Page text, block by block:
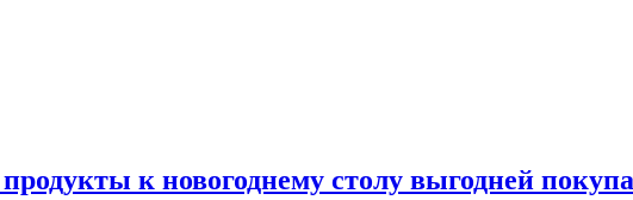
к новогоднему столу выгодней